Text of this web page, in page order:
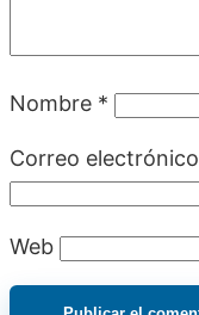
Nombre *
Correo electrónico
Web